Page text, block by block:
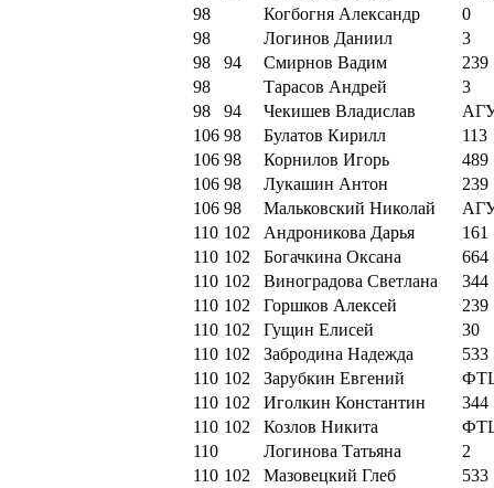
98
Когбогня Александр
0
98
Логинов Даниил
3
98
94 Смирнов Вадим
239
98
Тарасов Андрей
3
98
94 Чекишев Владислав
106 98 Булатов Кирилл
113
106 98 Корнилов Игорь
489
106 98 Лукашин Антон
239
106 98 Мальковский Николай
110 102 Андроникова Дарья
161
110 102 Богачкина Оксана
664
110 102 Виноградова Светлана
344
110 102 Горшков Алексей
239
110 102 Гущин Елисей
30
110 102 Забродина Надежда
533
110 102 Зарубкин Евгений
110 102 Иголкин Константин
344
110 102 Козлов Никита
110
Логинова Татьяна
2
110 102 Мазовецкий Глеб
533